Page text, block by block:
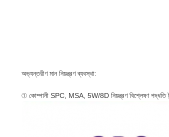
অভ্যন্তরীণ মান নিয়ন্ত্রণ ব্যবস্থা:
① কোম্পানী SPC, MSA, 5W/8D নিয়ন্ত্রণ বিশ্লেষণ পদ্ধতি